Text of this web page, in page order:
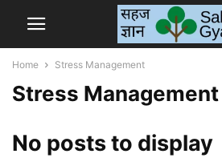
Home Stress Management
Stress Management
No posts to display